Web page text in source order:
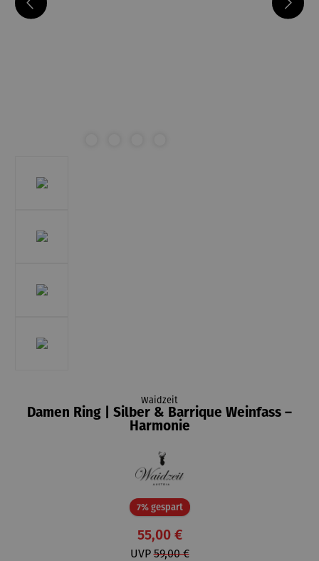
Waidzeit
Damen Ring | Silber & Barrique Weinfass –
Harmonie
7% gespartRabatt
55,00 €
UVP59,00 €